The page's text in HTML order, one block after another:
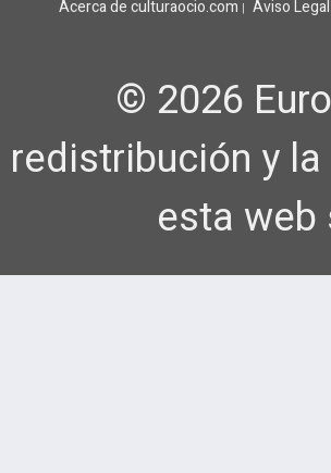
Acerca de culturaocio.com | Aviso Legal
© 2026
redistribución y
esta